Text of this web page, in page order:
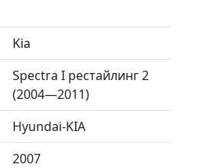
Kia
Spectra I рестайлинг 2
(2004—2011)
Hyundai-KIA
2007